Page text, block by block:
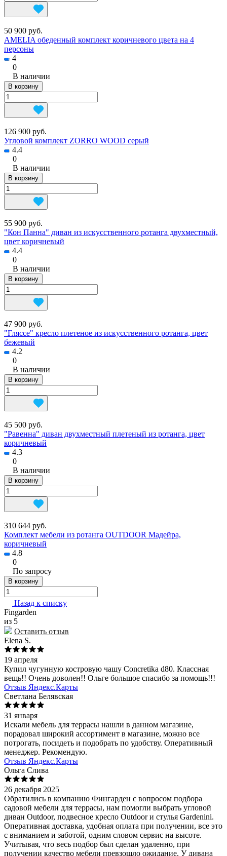
50 900 руб.
AMELIA обеденный комплект коричневого цвета на 4
персоны
4
0
В наличии
В корзину
126 900 руб.
Угловой комплект ZORRO WOOD серый
4.4
0
В наличии
В корзину
55 900 руб.
"Кон Панна" диван из искусственного ротанга двухместный,
цвет коричневый
4.4
0
В наличии
В корзину
47 900 руб.
"Гляссе" кресло плетеное из искусственного ротанга, цвет
бежевый
4.2
0
В наличии
В корзину
45 500 руб.
"Равенна" диван двухместный плетеный из ротанга, цвет
коричневый
4.3
0
В наличии
В корзину
310 644 руб.
Комплект мебели из ротанга OUTDOOR Мадейра,
коричневый
4.8
0
По запросу
В корзину
Назад к списку
Fingarden
из 5
Оставить отзыв
Elena S.
19 апреля
Купил чугунную костровую чашу Concretika d80. Классная
вещь!! Очень доволен!! Ольге большое спасибо за помощь!!!
Отзыв Яндекс.Карты
Светлана Белявская
31 января
Искали мебель для террасы нашли в данном магазине,
порадовал широкий ассортимент в магазине, можно все
потрогать, посидеть и подобрать по удобству. Оперативный
менеджер. Рекомендую.
Отзыв Яндекс.Карты
Ольга Слива
26 декабря 2025
Обратились в компанию Фингарден с вопросом подбора
садовой мебели для террасы, нам помогли выбрать угловой
диван Outdoor, подвесное кресло Outdoor и стулья Gardenini.
Оперативная доставка, удобная оплата при получении, все это
с вниманием и заботой, одним словом сервис на высоте.
Учитывая, что весь подбор был сделан удаленно, при
получении качество мебели превзошло ожидание. У дивана